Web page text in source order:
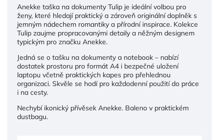
Anekke taška na dokumenty Tulip je ideální volbou pro
ženy, které hledají praktický a zároveň originální doplněk s
jemným nádechem romantiky a přírodní inspirace. Kolekce
Tulip zaujme propracovanými detaily a něžným designem
typickým pro značku Anekke.
Jedná se o tašku na dokumenty a notebook – nabízí
dostatek prostoru pro formát A4 i bezpečné uložení
laptopu včetně praktických kapes pro přehlednou
organizaci. Skvěle se hodí pro každodenní použití do práce
i na cesty.
Nechybí ikonický přívěsek Anekke. Baleno v praktickém
dustbagu.